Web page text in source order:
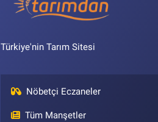
Türkiye'nin Tarım Sitesi
Nöbetçi Eczaneler
Tüm Manşetler